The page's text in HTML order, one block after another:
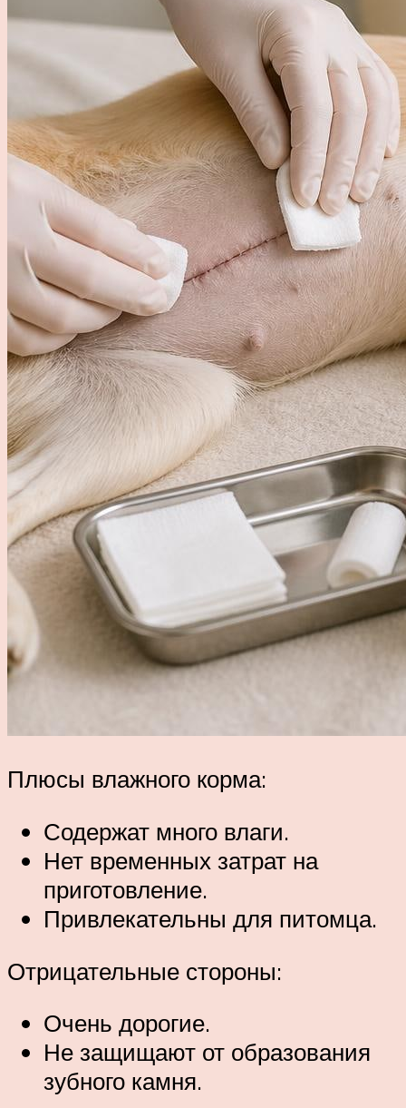
Плюсы влажного корма:
Содержат много влаги.
Нет временных затрат на
приготовление.
Привлекательны для питомца.
Отрицательные стороны:
Очень дорогие.
Не защищают от образования
зубного камня.